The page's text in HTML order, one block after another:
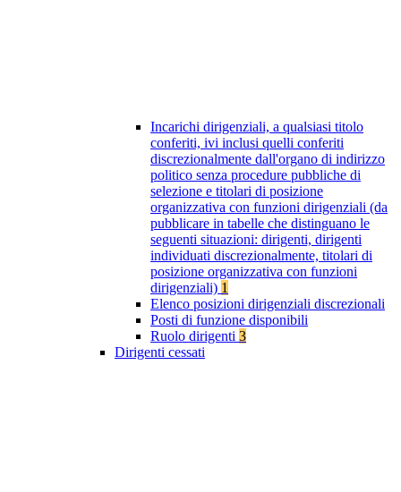
Incarichi dirigenziali, a qualsiasi titolo
conferiti, ivi inclusi quelli conferiti
discrezionalmente dall'organo di indirizzo
politico senza procedure pubbliche di
selezione e titolari di posizione
organizzativa con funzioni dirigenziali (da
pubblicare in tabelle che distinguano le
seguenti situazioni: dirigenti, dirigenti
individuati discrezionalmente, titolari di
posizione organizzativa con funzioni
dirigenziali) 1
Elenco posizioni dirigenziali discrezionali
Posti di funzione disponibili
Ruolo dirigenti 3
Dirigenti cessati